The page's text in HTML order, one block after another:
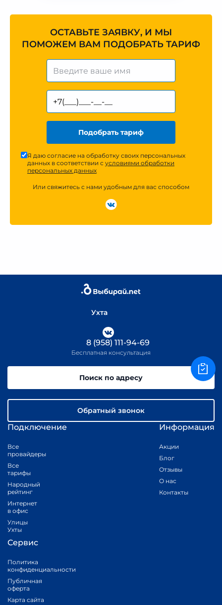
ОСТАВЬТЕ ЗАЯВКУ, И МЫ
ПОМОЖЕМ ВАМ ПОДОБРАТЬ ТАРИФ
Подобрать тариф
Я даю согласие на обработку своих персональных
данных в соответствии с условиями обработки
персональных данных
Или свяжитесь с нами удобным для вас способом
Ухта
Подключение
Все
провайдеры
Все
тарифы
Народный
рейтинг
Интернет
в офис
Улицы
Ухты
Информация
Акции
Блог
Отзывы
О нас
Контакты
Сервис
Политика
конфиденциальности
Публичная
оферта
Карта сайта
8 (958) 111-94-69
Бесплатная консультация
Поиск по адресу
Обратный звонок